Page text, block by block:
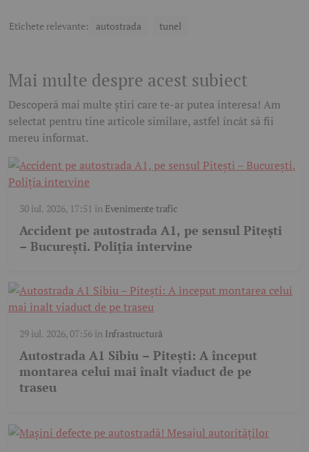
Etichete relevante: autostrada tunel
Mai multe despre acest subiect
Descoperă mai multe știri care te-ar putea interesa! Am
selectat pentru tine articole similare, astfel încât să fii
mereu informat.
30 iul. 2026, 17:51 în Evenimente trafic
Accident pe autostrada A1, pe sensul Pitești
– București. Poliția intervine
29 iul. 2026, 07:56în Infrastructură
Autostrada A1 Sibiu – Pitești: A început
montarea celui mai înalt viaduct de pe
traseu